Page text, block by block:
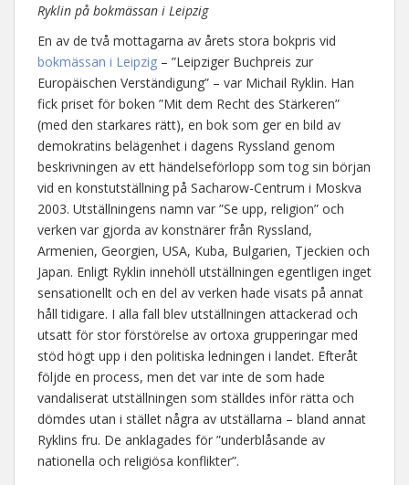
Ryklin på bokmässan i Leipzig
En av de två mottagarna av årets stora bokpris vid
bokmässan i Leipzig – ”Leipziger Buchpreis zur
Europäischen Verständigung” – var Michail Ryklin. Han
fick priset för boken ”Mit dem Recht des Stärkeren”
(med den starkares rätt), en bok som ger en bild av
demokratins belägenhet i dagens Ryssland genom
beskrivningen av ett händelseförlopp som tog sin början
vid en konstutställning på Sacharow-Centrum i Moskva
2003. Utställningens namn var ”Se upp, religion” och
verken var gjorda av konstnärer från Ryssland,
Armenien, Georgien, USA, Kuba, Bulgarien, Tjeckien och
Japan. Enligt Ryklin innehöll utställningen egentligen inget
sensationellt och en del av verken hade visats på annat
håll tidigare. I alla fall blev utställningen attackerad och
utsatt för stor förstörelse av ortoxa grupperingar med
stöd högt upp i den politiska ledningen i landet. Efteråt
följde en process, men det var inte de som hade
vandaliserat utställningen som ställdes inför rätta och
dömdes utan i stället några av utställarna – bland annat
Ryklins fru. De anklagades för ”underblåsande av
nationella och religiösa konflikter”.